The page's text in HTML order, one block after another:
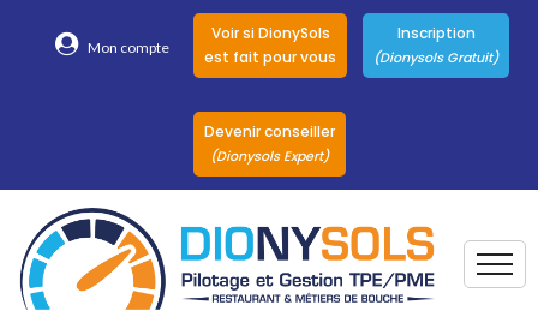
Mon compte
Voir si DionySols
est fait pour vous
Inscription
(Dionysols Gratuit)
Devenir conseiller
(Dionysols Expert)